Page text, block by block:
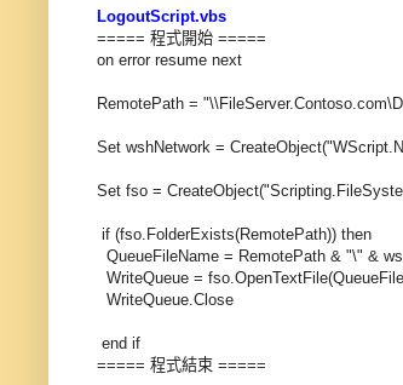
LogoutScript.vbs
===== 程式開始 =====
on error resume next
RemotePath =
Set wshNetwork =
Set fso =
if (fso.FolderExists(RemotePath)) then
QueueFileName = RemotePath & "\" &
WriteQueue =
WriteQueue.Close
end if
===== 程式結束 =====